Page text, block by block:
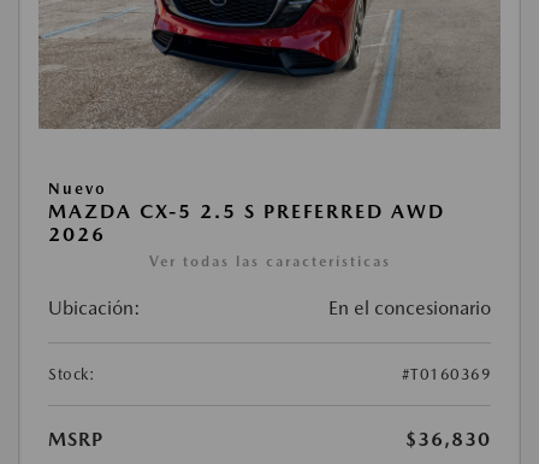
Nuevo
MAZDA CX-5 2.5 S PREFERRED AWD
2026
Ver todas las características
Ubicación: En el concesionario
Stock: #T0160369
MSRP
$36,830